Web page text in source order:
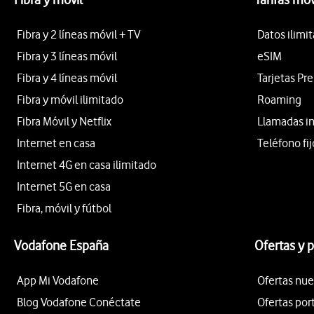
Fibra y 2 líneas móvil + TV
Fibra y 3 líneas móvil
Fibra y 4 líneas móvil
Fibra y móvil ilimitado
Fibra Móvil y Netflix
Internet en casa
Internet 4G en casa ilimitado
Internet 5G en casa
Fibra, móvil y fútbol
Datos
eSIM
Tarjetas
Roaming
Llamadas
Teléfono
Vodafone España
App Mi Vodafone
Blog Vodafone Conéctate
Ofertas y
Ofertas
Ofertas